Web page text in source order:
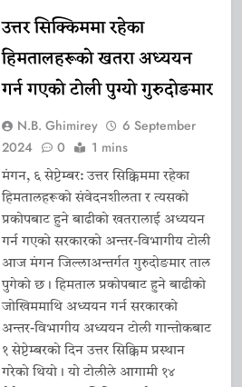
उत्तर सिक्किममा रहेका
हिमतालहरूको खतरा अध्ययन
गर्न गएको टोली पुग्यो गुरुदोङमार
N.B. Ghimirey
6 September
2024
0 1 mins
मंगन, ६ सेप्टेम्बर: उत्तर सिक्किममा रहेका
हिमतालहरूको संवेदनशीलता र त्यसको
प्रकोपबाट हुने बाढीको खतरालाई अध्ययन
गर्न गएको सरकारको अन्तर-विभागीय टोली
आज मंगन जिल्लाअन्तर्गत गुरुदोङमार ताल
पुगेको छ। हिमताल प्रकोपबाट हुने बाढीको
जोखिममाथि अध्ययन गर्न सरकारको
अन्तर-विभागीय अध्ययन टोली गान्तोकबाट
१ सेप्टेम्बरको दिन उत्तर सिक्किम प्रस्थान
गरेको थियो। यो टोलीले आगामी १४